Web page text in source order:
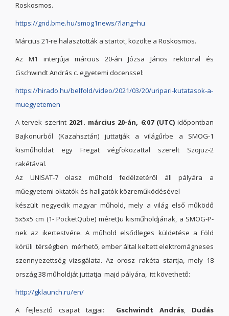
Roskosmos.
https://gnd.bme.hu/smog1news/?lang=hu
Március 21-re halasztották a startot, közölte a Roskosmos.
Az M1 interjúja március 20-án Józsa János rektorral és
Gschwindt András c. egyetemi docenssel:
https://hirado.hu/belfold/video/2021/03/20/uripari-kutatasok-a-
muegyetemen
A tervek szerint 2021. március 20-án, 6:07 (UTC)időpontban
Bajkonurból (Kazahsztán) juttatják a világűrbe a SMOG-1
kisműholdat egy Fregat végfokozattal szerelt Szojuz-2
rakétával.
Az UNISAT-7 olasz műhold fedélzetéről áll pályára a
műegyetemi oktatók és hallgatók közreműködésével
készült negyedik magyar műhold, mely a világ első működő
5x5x5 cm (1- PocketQube) méret}u kisműholdjának, a SMOG-P-
nek az ikertestvére. A műhold elsődleges küldetése a Föld
körüli térségben mérhető, ember által keltett elektromágneses
szennyezettség vizsgálata. Az orosz rakéta startja, mely 18
ország 38 műholdját juttatja majd pályára, itt követhető:
http://gklaunch.ru/en/
A fejlesztő csapat tagjai:
Gschwindt András, Dudás